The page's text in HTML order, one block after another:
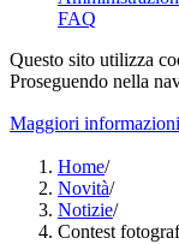
FAQ
Questo sito utilizza
Proseguendo nella
Maggiori informazioni
Home/
Novità/
Notizie/
Contest